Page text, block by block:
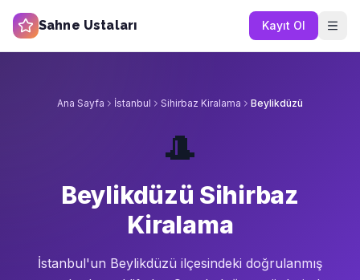
Sahne Ustaları Kayıt Ol
Ana Sayfa İstanbul Sihirbaz Kiralama Beylikdüzü
🎩
Beylikdüzü Sihirbaz
Kiralama
İstanbul'un Beylikdüzü ilçesindeki doğrulanmış